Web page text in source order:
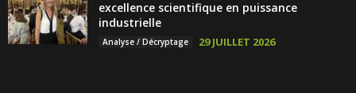
excellence scientifique en puissance
industrielle
Analyse / Décryptage 29 JUILLET 2026